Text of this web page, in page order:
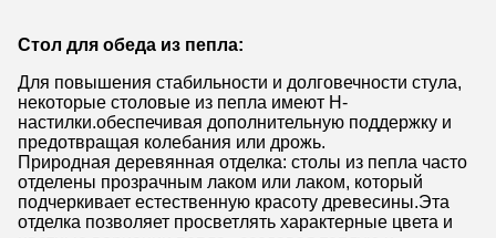
Стол для обеда из пепла:
Для повышения стабильности и долговечности стула,
некоторые столовые из пепла имеют H-
настилки.обеспечивая дополнительную поддержку и
предотвращая колебания или дрожь.
Природная деревянная отделка: столы из пепла часто
отделены прозрачным лаком или лаком, который
подчеркивает естественную красоту древесины.Эта
отделка позволяет просветлять характерные цвета и